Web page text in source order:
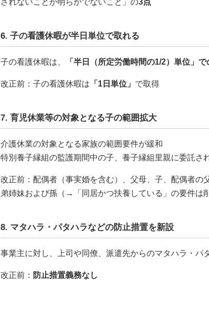
されないことが明らかでないこと」の3点
6. 子の看護休暇が半日単位で取れる
子の看護休暇は、 「半日（所定労働時間の1/2）単位」で
改正前：子の看護休暇は 「1日単位」 で取得
7. 育児休業等の対象となる子の範囲拡大
介護休業の対象となる家族の範囲要件が緩和
特別養子縁組の監護期間中の子、養子縁組里親に委託さ
改正前：配偶者（事実婚を含む）、父母、子、配偶者の
弟姉妹および孫（→「同居かつ扶養している」の要件は削
8. マタハラ・パタハラなどの防止措置を新設
事業主に対し、上司や同僚、派遣先からのマタハラ・パ
改正前： 防止措置義務なし